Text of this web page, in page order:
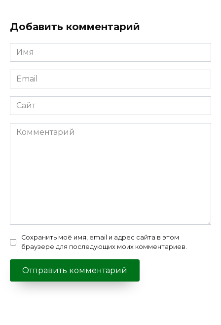
Добавить комментарий
Имя
*
Email
*
Сайт
Комментарий
Сохранить моё имя, email и адрес сайта в этом
браузере для последующих моих комментариев.